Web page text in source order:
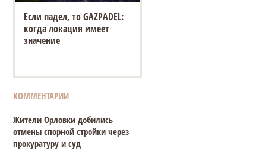
Если падел, то GAZPADEL:
когда локация имеет
значение
КОММЕНТАРИИ
Жители Орловки добились
отмены спорной стройки через
прокуратуру и суд